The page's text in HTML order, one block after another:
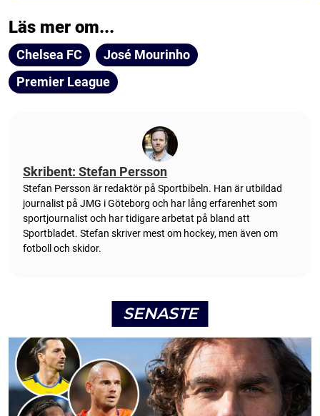
Läs mer om...
Chelsea FC
José Mourinho
Premier League
Skribent: Stefan Persson
Stefan Persson är redaktör på Sportbibeln. Han är utbildad
journalist på JMG i Göteborg och har lång erfarenhet som
sportjournalist och har tidigare arbetat på bland att
Sportbladet. Stefan skriver mest om hockey, men även om
fotboll och skidor.
SENASTE